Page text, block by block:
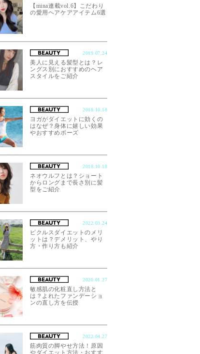
【mina連載vol.6】こだわり
の愛用ヘアケアアイテム6選
2019.07.24
美人に見える髪型とは？レ
ングス別におすすめのヘア
スタイルをご紹介
2018.10.18
ヨガがダイエットに効くの
はなぜ？身体に嬉しい効果
やおすすめポーズ
2018.10.18
ネオウルフとは？ショート
からロングまで長さ別に髪
型をご紹介
2022.03.24
ピクルスダイエットのメリ
ットは？デメリット、やり
方・作り方も紹介
2020.01.27
敏感肌の化粧直し方法と
は？よれたファンデーショ
ンの直し方を伝授
2022.04.27
筋肉質の脚やせ方法！原因
やダイエット方法・おすす